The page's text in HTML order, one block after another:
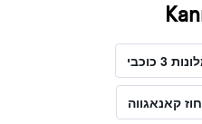
3 כוכבי
קאנאגווה